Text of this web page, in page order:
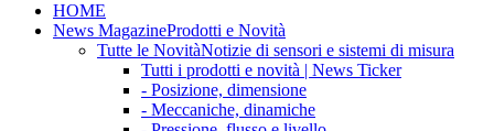
HOME
News MagazineProdotti e Novità
Tutte le NovitàNotizie di sensori e sistemi di misura
Tutti i prodotti e novità | News Ticker
- Posizione, dimensione
- Meccaniche, dinamiche